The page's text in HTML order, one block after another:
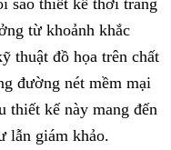
từ khoảnh khắc
thuật đồ họa trên chất
đường nét mềm mại
thiết kế này mang đến
lẫn giám khảo.